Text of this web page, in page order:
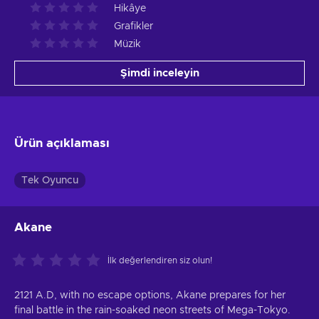
Hikâye
Grafikler
Müzik
Şimdi inceleyin
Ürün açıklaması
Tek Oyuncu
Akane
İlk değerlendiren siz olun!
2121 A.D, with no escape options, Akane prepares for her
final battle in the rain-soaked neon streets of Mega-Tokyo.